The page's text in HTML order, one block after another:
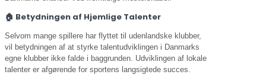
🏠 Betydningen af Hjemlige Talenter
Selvom mange spillere har flyttet til udenlandske klubber,
vil betydningen af at styrke talentudviklingen i Danmarks
egne klubber ikke falde i baggrunden. Udviklingen af lokale
talenter er afgørende for sportens langsigtede succes.